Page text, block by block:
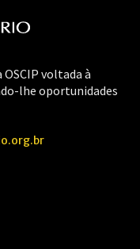
voltada à
lhe oportunidades